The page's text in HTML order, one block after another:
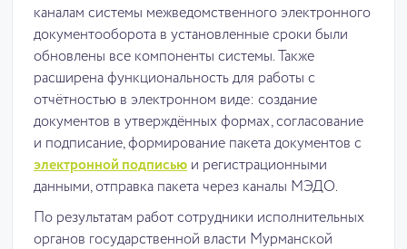
каналам системы межведомственного электронного
документооборота в установленные сроки были
обновлены все компоненты системы. Также
расширена функциональность для работы с
отчётностью в электронном виде: создание
документов в утверждённых формах, согласование
и подписание, формирование пакета документов с
электронной подписью и регистрационными
данными, отправка пакета через каналы МЭДО.
По результатам работ сотрудники исполнительных
органов государственной власти Мурманской